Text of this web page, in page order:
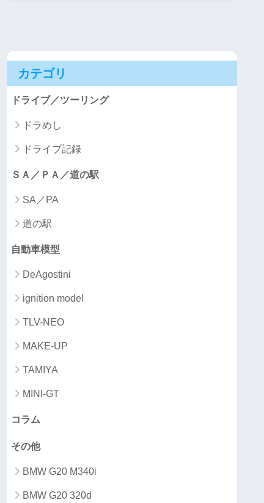
カテゴリ
ドライブ／ツーリング
ドラめし
ドライブ記録
ＳＡ／ＰＡ／道の駅
SA／PA
道の駅
自動車模型
DeAgostini
ignition model
TLV-NEO
MAKE-UP
TAMIYA
MINI-GT
コラム
その他
BMW G20 M340i
BMW G20 320d